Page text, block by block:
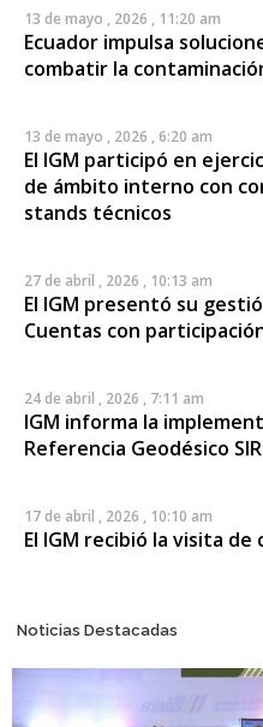
13 de mayo , 2026 , 11:20 am
Ecuador impulsa
combatir la
13 de mayo , 2026 , 6:20 am
El IGM participó en
de ámbito interno con
stands técnicos
27 de abril , 2026 , 10:13 am
El IGM presentó su
Cuentas con
24 de abril , 2026 , 7:11 am
IGM informa la
Referencia Geodésico
17 de abril , 2026 , 10:10 am
El IGM recibió la visita de
Posts
navigation
Noticias Destacadas